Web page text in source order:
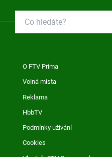
O FTV Prima
Volná místa
Reklama
HbbTV
Podmínky užívání
Cookies